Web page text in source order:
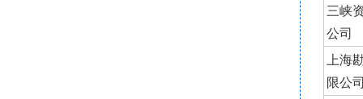
三峡
公司
上海
限公